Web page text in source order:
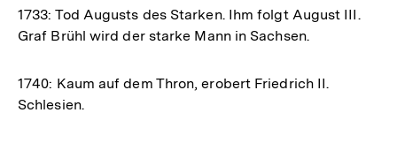
1733: Tod Augusts des Starken. Ihm folgt August III.
Graf Brühl wird der starke Mann in Sachsen.
1740: Kaum auf dem Thron, erobert Friedrich II.
Schlesien.